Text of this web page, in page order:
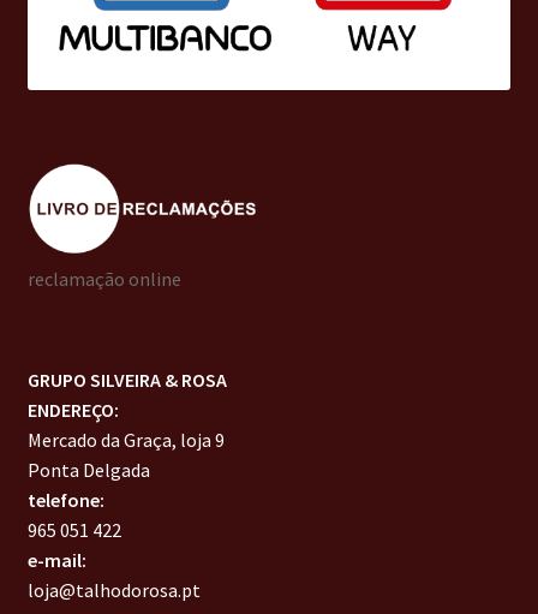
reclamação online
GRUPO SILVEIRA & ROSA
ENDEREÇO:
Mercado da Graça, loja 9
Ponta Delgada
telefone:
965 051 422
e-mail:
loja@talhodorosa.pt